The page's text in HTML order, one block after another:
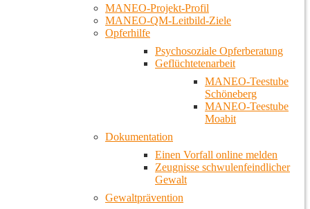
MANEO-Projekt-Profil
MANEO-QM-Leitbild-Ziele
Opferhilfe
Psychosoziale Opferberatung
Geflüchtetenarbeit
MANEO-Teestube
Schöneberg
MANEO-Teestube
Moabit
Dokumentation
Einen Vorfall online melden
Zeugnisse schwulenfeindlicher
Gewalt
Gewaltprävention